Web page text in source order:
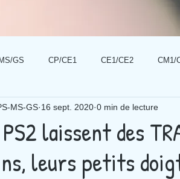
GS CP/CE1 CE1/CE2 CM1/
laissent des
leurs petits
MS-GS 16 sept. 2020 0 min de lecture